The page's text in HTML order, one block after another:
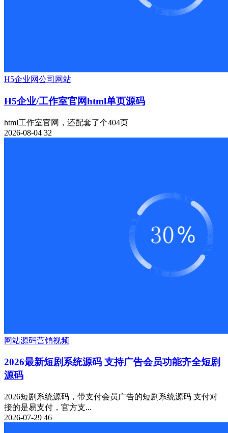
H5企业网公司网站
H5企业/工作室官网html单页源码
html工作室官网，还配套了个404页
2026-08-04 32
网站源码营销视频
2026最新短剧系统源码 支持广告会员功能齐全短剧
源码
2026短剧系统源码，带支付会员广告的短剧系统源码 支付对
接的是易支付，官方支...
2026-07-29 46